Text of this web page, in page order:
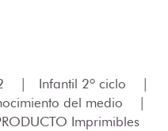
| Infantil 2º ciclo
|
del medio
|
Imprimibles